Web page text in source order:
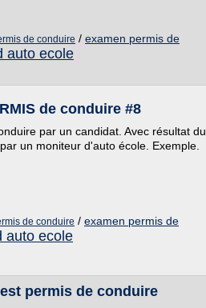
de conduire / examen permis de
auto ecole
de conduire #8
par un candidat. Avec résultat du
un moniteur d'auto école. Exemple.
de conduire / examen permis de
auto ecole
permis de conduire